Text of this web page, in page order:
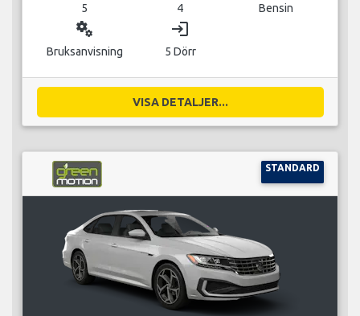
5 4 Bensin
miscellaneous_services
Bruksanvisning
login
5 Dörr
VISA DETALJER...
STANDARD